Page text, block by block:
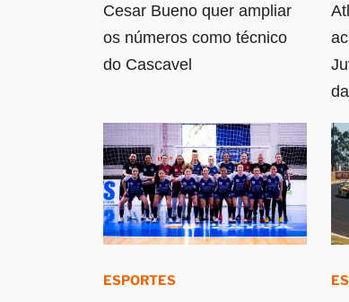
Cesar Bueno quer ampliar
os números como técnico
do Cascavel
ESPORTES